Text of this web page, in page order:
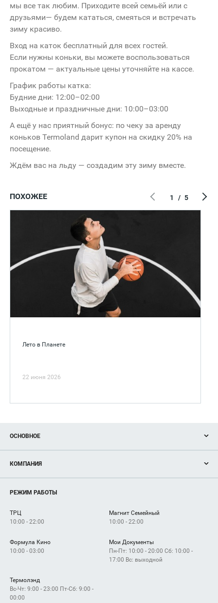
мы все так любим. Приходите всей семьёй или с
друзьями— будем кататься, смеяться и встречать
зиму красиво.
Вход на каток бесплатный для всех гостей.
Если нужны коньки, вы можете воспользоваться
прокатом — актуальные цены уточняйте на кассе.
График работы катка:
Будние дни: 12:00–02:00
Выходные и праздничные дни: 10:00–03:00
А ещё у нас приятный бонус: по чеку за аренду
коньков Termoland дарит купон на скидку 20% на
посещение.
Ждём вас на льду — создадим эту зиму вместе.
ПОХОЖЕЕ
Лето в Планете
22 июня 2026
1 / 5
ОСНОВНОЕ
Новости
Магазины
Услуги
КОМПАНИЯ
Рекламодателям
Как добраться
РЕЖИМ РАБОТЫ
ТРЦ
10:00 - 22:00
Магнит Семейный
10:00 - 22:00
Формула Кино
10:00 - 03:00
Мои Документы
Пн-Пт: 10:00 - 20:00 Сб: 10:00 -
17:00 Вс: выходной
Термолэнд
Вс-Чт: 9:00 - 23:00 Пт-Сб: 9:00 -
00:00